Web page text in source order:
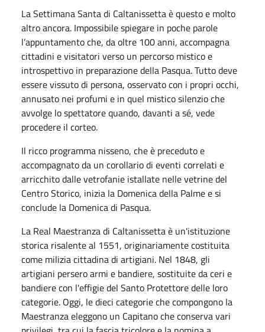
La Settimana Santa di Caltanissetta è questo e molto
altro ancora. Impossibile spiegare in poche parole
l’appuntamento che, da oltre 100 anni, accompagna
cittadini e visitatori verso un percorso mistico e
introspettivo in preparazione della Pasqua. Tutto deve
essere vissuto di persona, osservato con i propri occhi,
annusato nei profumi e in quel mistico silenzio che
avvolge lo spettatore quando, davanti a sé, vede
procedere il corteo.
Il ricco programma nisseno, che è preceduto e
accompagnato da un corollario di eventi correlati e
arricchito dalle vetrofanie istallate nelle vetrine del
Centro Storico, inizia la Domenica della Palme e si
conclude la Domenica di Pasqua.
La Real Maestranza di Caltanissetta è un'istituzione
storica risalente al 1551, originariamente costituita
come milizia cittadina di artigiani. Nel 1848, gli
artigiani persero armi e bandiere, sostituite da ceri e
bandiere con l'effigie del Santo Protettore delle loro
categorie. Oggi, le dieci categorie che compongono la
Maestranza eleggono un Capitano che conserva vari